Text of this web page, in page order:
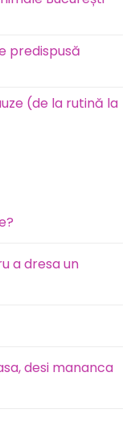
predispusă
(de la rutină la
a dresa un
desi mananca